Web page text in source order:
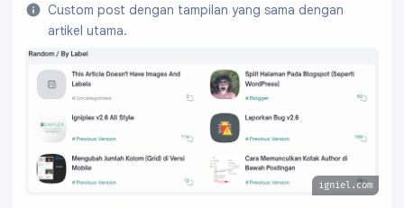
Custom post dengan tampilan yang sama dengan
artikel utama.
igniel.com